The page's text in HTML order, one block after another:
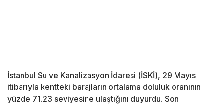
İstanbul Su ve Kanalizasyon İdaresi (İSKİ), 29 Mayıs
itibarıyla kentteki barajların ortalama doluluk oranının
yüzde 71.23 seviyesine ulaştığını duyurdu. Son